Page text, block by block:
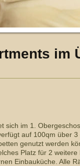
im
sich im 1.
auf 100qm über
genutzt werden
Platz für 2
Einbauküche. Alle